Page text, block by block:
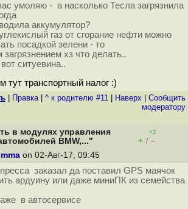
умоляю - а насколько Тесла загрязнила
аккумулятор?
газ от сгорание нефти можно
посадкой зелени - то
загрязнением хз что делать..
ситуевина..
тут транспортный налог :)
Правка| ^ к родителю #11 Наверх
Cообщить
модератору
в модулях управления
BMW,..."
+2
+ / –
mma on 02-Авг-17, 09:45
заказал да поставил GPS маячок
ардуину или даже миниПК из семейства
в автосервисе